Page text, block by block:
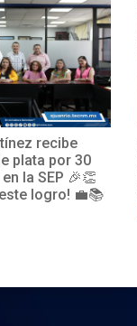
recibe
plata por 30
la SEP 🎉👏
logro! 💼📚